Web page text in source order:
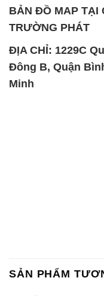
BẢN ĐỒ MAP TẠI
TRƯỜNG PHÁT
ĐỊA CHỈ: 1229C
Đông B, Quận
Minh
SẢN PHẨM